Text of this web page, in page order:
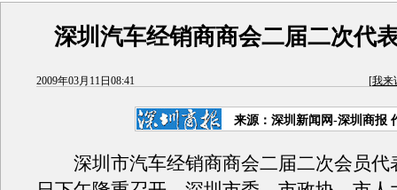
深圳汽车经销商商会二届二次代
2009年03月11日08:41 [我来
来源：深圳新闻网-深圳商报
深圳市汽车经销商商会二届二次会员代